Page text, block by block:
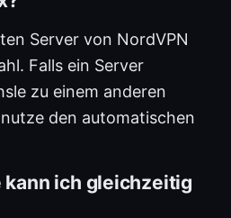
Server von NordVPN
Falls ein Server
zu einem anderen
den automatischen
ich gleichzeitig